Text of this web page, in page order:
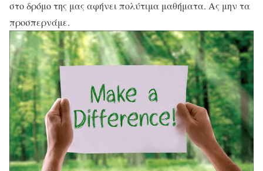
στο δρόμο της μας αφήνει πολύτιμα μαθήματα. Ας μην τα
προσπερνάμε.